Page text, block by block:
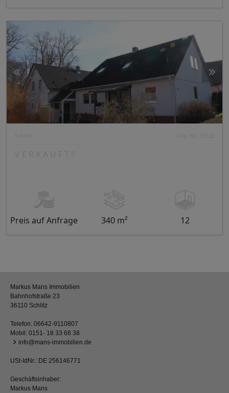
Preis auf Anfrage 340 m² 12
Markus Mans Immobilien
Bahnhofstraße 23
36110 Schlitz
Telefon: 06642-9110807
Mobil: 0151- 18 33 68 38
info@mans-immobilien.de
USt-IdNr.: DE 256146771
Geschäftsinhaber:
Markus Mans